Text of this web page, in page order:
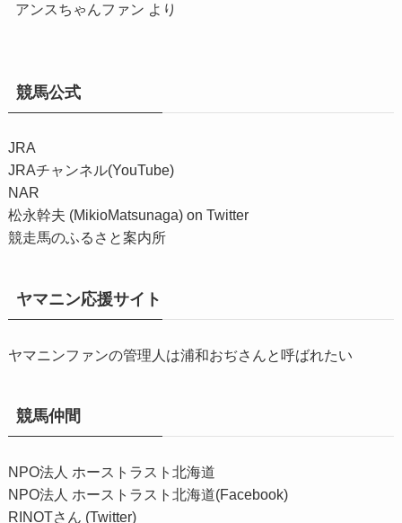
アンスちゃんファン より
競馬公式
JRA
JRAチャンネル(YouTube)
NAR
松永幹夫 (MikioMatsunaga) on Twitter
競走馬のふるさと案内所
ヤマニン応援サイト
ヤマニンファンの管理人は浦和おぢさんと呼ばれたい
競馬仲間
NPO法人 ホーストラスト北海道
NPO法人 ホーストラスト北海道(Facebook)
RINOTさん (Twitter)